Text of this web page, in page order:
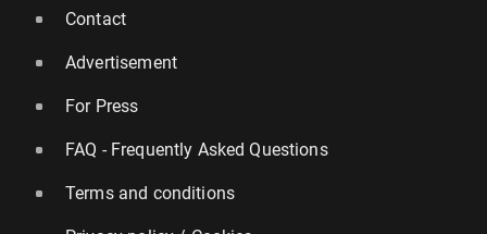
Contact
Advertisement
For Press
FAQ - Frequently Asked Questions
Terms and conditions